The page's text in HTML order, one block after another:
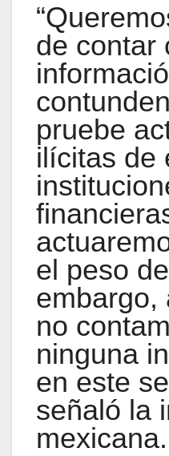
de contar
pruebe
ilícitas de
el peso
embargo,
no
ninguna
en este
señaló la
mexicana.